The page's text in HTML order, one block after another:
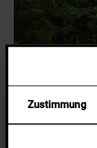
Zustimmung